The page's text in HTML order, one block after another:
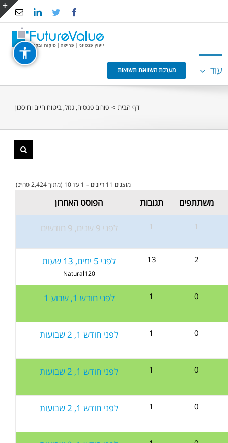
Facebook
Twitter
LinkedIn
עוד מערכת השוואת תשואות
דף הבית > פורום פנסיה, גמל, ביטוח חיים וחיסכון
מוצגים 11 דיונים – 1 עד 10 (מתוך 2,424 סה״כ)
משתתפים תגובות הפוסט האחרון
1
1 לפני 9 שנים, 9 חודשים
2
13 לפני 5 ימים, 13 שעות
Natural120
0
1 לפני חודש 1, שבוע 1
0
1 לפני חודש 1, 2 שבועות
0
1 לפני חודש 1, 2 שבועות
0
1 לפני חודש 1, 2 שבועות